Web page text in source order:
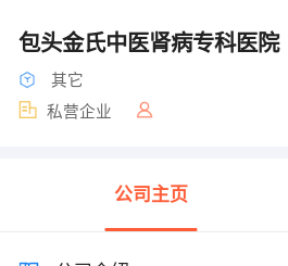
包头金氏中医肾病专科医院
其它
私营企业
公司主页